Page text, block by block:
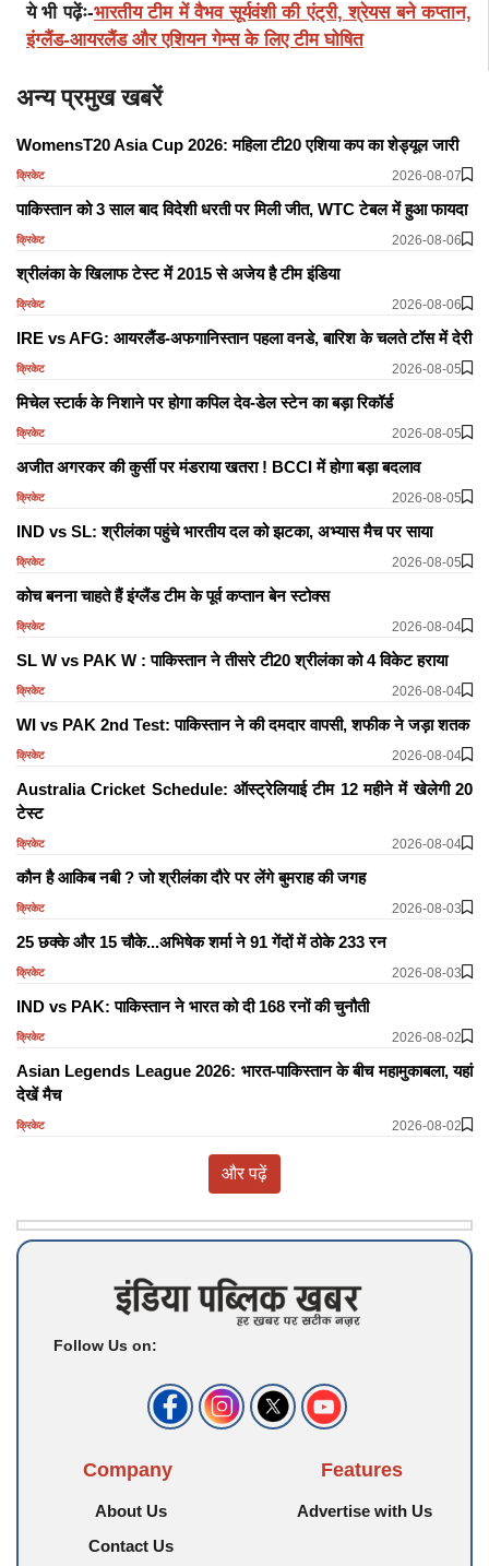
ये भी पढ़ेंः-भारतीय टीम में वैभव सूर्यवंशी की एंट्री, श्रेयस बने कप्तान,
इंग्लैंड-आयरलैंड और एशियन गेम्स के लिए टीम घोषित
अन्य प्रमुख खबरें
WomensT20 Asia Cup 2026: महिला टी20 एशिया कप का शेड्यूल जारी
क्रिकेट 2026-08-07
पाकिस्तान को 3 साल बाद विदेशी धरती पर मिली जीत, WTC टेबल में हुआ फायदा
क्रिकेट 2026-08-06
श्रीलंका के खिलाफ टेस्ट में 2015 से अजेय है टीम इंडिया
क्रिकेट 2026-08-06
IRE vs AFG: आयरलैंड-अफगानिस्तान पहला वनडे, बारिश के चलते टॉस में देरी
क्रिकेट 2026-08-05
मिचेल स्टार्क के निशाने पर होगा कपिल देव-डेल स्टेन का बड़ा रिकॉर्ड
क्रिकेट 2026-08-05
अजीत अगरकर की कुर्सी पर मंडराया खतरा ! BCCI में होगा बड़ा बदलाव
क्रिकेट 2026-08-05
IND vs SL: श्रीलंका पहुंचे भारतीय दल को झटका, अभ्यास मैच पर साया
क्रिकेट 2026-08-05
कोच बनना चाहते हैं इंग्लैंड टीम के पूर्व कप्तान बेन स्टोक्स
क्रिकेट 2026-08-04
SL W vs PAK W : पाकिस्तान ने तीसरे टी20 श्रीलंका को 4 विकेट हराया
क्रिकेट 2026-08-04
WI vs PAK 2nd Test: पाकिस्तान ने की दमदार वापसी, शफीक ने जड़ा शतक
क्रिकेट 2026-08-04
Australia Cricket Schedule: ऑस्ट्रेलियाई टीम 12 महीने में खेलेगी 20
टेस्ट
क्रिकेट 2026-08-04
कौन है आकिब नबी ? जो श्रीलंका दौरे पर लेंगे बुमराह की जगह
क्रिकेट 2026-08-03
25 छक्के और 15 चौके...अभिषेक शर्मा ने 91 गेंदों में ठोके 233 रन
क्रिकेट 2026-08-03
IND vs PAK: पाकिस्तान ने भारत को दी 168 रनों की चुनौती
क्रिकेट 2026-08-02
Asian Legends League 2026: भारत-पाकिस्तान के बीच महामुकाबला, यहां
देखें मैच
क्रिकेट 2026-08-02
और पढ़ें
Follow Us on:
Company
About Us
Contact Us
Features
Advertise with Us